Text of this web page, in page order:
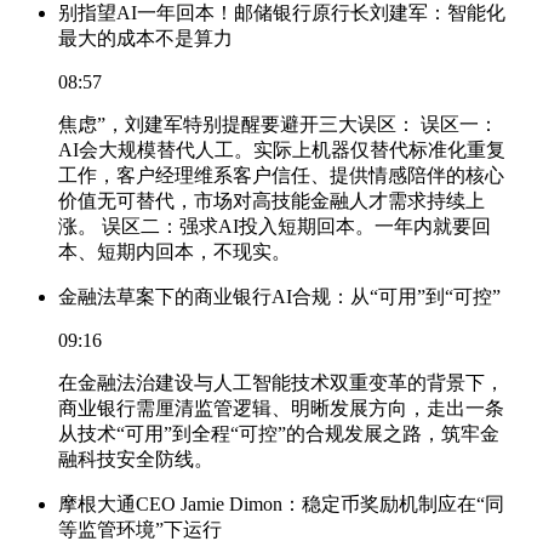
别指望AI一年回本！邮储银行原行长刘建军：智能化
最大的成本不是算力
08:57
焦虑”，刘建军特别提醒要避开三大误区： 误区一：
AI会大规模替代人工。实际上机器仅替代标准化重复
工作，客户经理维系客户信任、提供情感陪伴的核心
价值无可替代，市场对高技能金融人才需求持续上
涨。 误区二：强求AI投入短期回本。一年内就要回
本、短期内回本，不现实。
金融法草案下的商业银行AI合规：从“可用”到“可控”
09:16
在金融法治建设与人工智能技术双重变革的背景下，
商业银行需厘清监管逻辑、明晰发展方向，走出一条
从技术“可用”到全程“可控”的合规发展之路，筑牢金
融科技安全防线。
摩根大通CEO Jamie Dimon：稳定币奖励机制应在“同
等监管环境”下运行